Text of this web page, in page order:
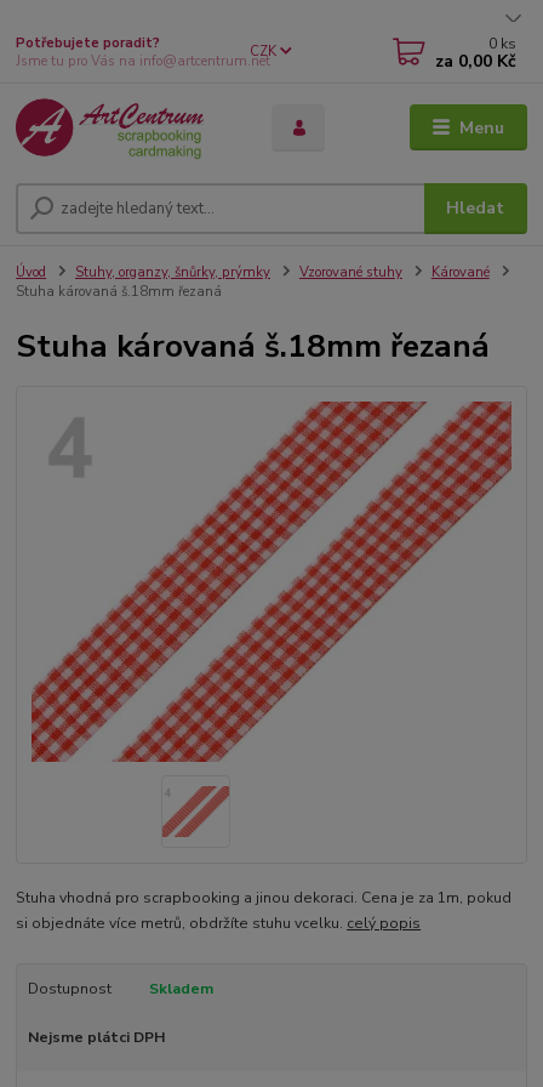
Menu
CZK
Hledat
Potřebujete poradit?
Jsme tu pro Vás na info@artcentrum.net
0 ks
za 0,00 Kč
Úvod Stuhy, organzy, šnůrky, prýmky Vzorované stuhy
Kárované
Stuha károvaná š.18mm řezaná
Stuha károvaná š.18mm řezaná
Stuha vhodná pro scrapbooking a jinou dekoraci. Cena je za 1m, pokud
si objednáte více metrů, obdržíte stuhu vcelku. celý popis
Dostupnost Skladem
Nejsme plátci DPH